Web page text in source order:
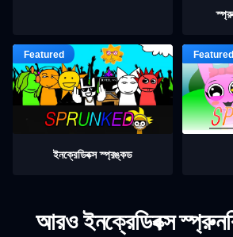
ইনক্রেডিবক্স স্প্রঙ্কড
আরও ইনক্রেডিবক্স